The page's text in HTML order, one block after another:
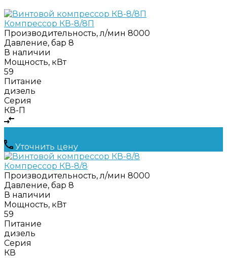
Компрессор КВ-8/8П
Производительность, л/мин 8000
Давление, бар 8
В наличии
Мощность, кВт
59
Питание
дизель
Серия
КВ-П
Уточнить цену
Компрессор КВ-8/8
Производительность, л/мин 8000
Давление, бар 8
В наличии
Мощность, кВт
59
Питание
дизель
Серия
КВ